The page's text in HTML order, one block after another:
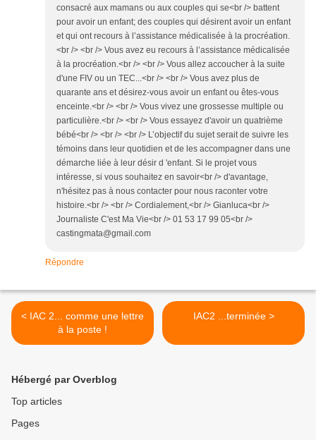
consacré aux mamans ou aux couples qui se<br /> battent
pour avoir un enfant; des couples qui désirent avoir un enfant
et qui ont recours à l’assistance médicalisée à la procréation.
<br /> <br /> Vous avez eu recours à l’assistance médicalisée
à la procréation.<br /> <br /> Vous allez accoucher à la suite
d'une FIV ou un TEC...<br /> <br /> Vous avez plus de
quarante ans et désirez-vous avoir un enfant ou êtes-vous
enceinte.<br /> <br /> Vous vivez une grossesse multiple ou
particulière.<br /> <br /> Vous essayez d'avoir un quatrième
bébé<br /> <br /> <br /> L’objectif du sujet serait de suivre les
témoins dans leur quotidien et de les accompagner dans une
démarche liée à leur désir d 'enfant. Si le projet vous
intéresse, si vous souhaitez en savoir<br /> d'avantage,
n'hésitez pas à nous contacter pour nous raconter votre
histoire.<br /> <br /> Cordialement,<br /> Gianluca<br />
Journaliste C'est Ma Vie<br /> 01 53 17 99 05<br />
castingmata@gmail.com
Répondre
< IAC 2... comme une lettre
à la poste !
IAC2 ...terminée >
Hébergé par Overblog
Top articles
Pages